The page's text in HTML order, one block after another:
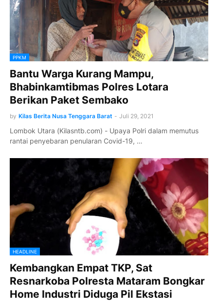
PPKM
Bantu Warga Kurang Mampu,
Bhabinkamtibmas Polres Lotara
Berikan Paket Sembako
by Kilas Berita Nusa Tenggara Barat - Juli 29, 2021
Lombok Utara (Kilasntb.com) - Upaya Polri dalam memutus
rantai penyebaran penularan Covid-19, …
HEADLINE
Kembangkan Empat TKP, Sat
Resnarkoba Polresta Mataram Bongkar
Home Industri Diduga Pil Ekstasi